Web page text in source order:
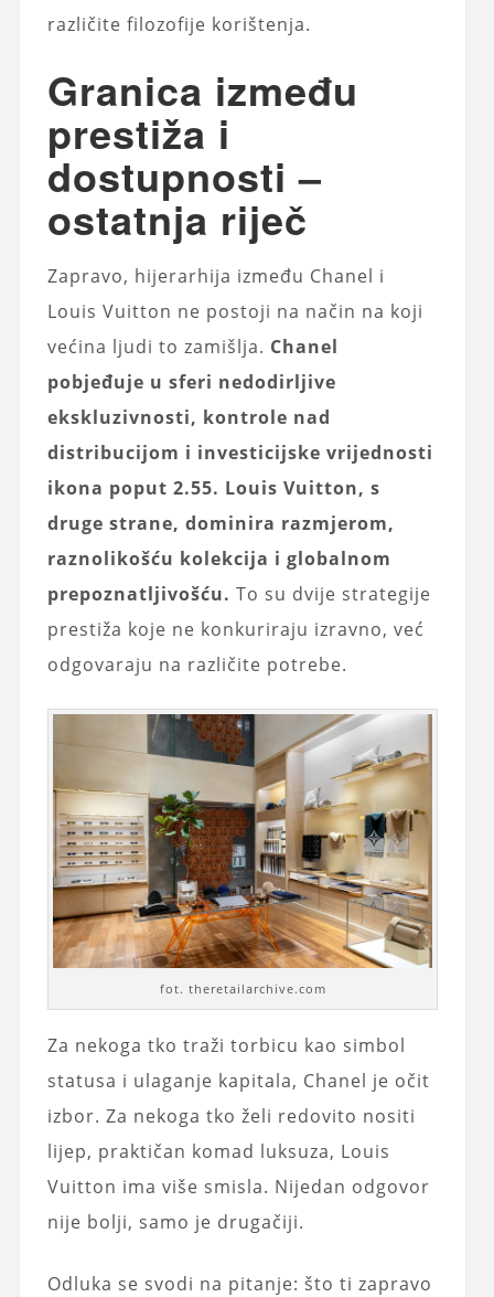
različite filozofije korištenja.
Granica između
prestiža i
dostupnosti –
ostatnja riječ
Zapravo, hijerarhija između Chanel i
Louis Vuitton ne postoji na način na koji
većina ljudi to zamišlja. Chanel
pobjeđuje u sferi nedodirljive
ekskluzivnosti, kontrole nad
distribucijom i investicijske vrijednosti
ikona poput 2.55. Louis Vuitton, s
druge strane, dominira razmjerom,
raznolikošću kolekcija i globalnom
prepoznatljivošću. To su dvije strategije
prestiža koje ne konkuriraju izravno, već
odgovaraju na različite potrebe.
fot. theretailarchive.com
Za nekoga tko traži torbicu kao simbol
statusa i ulaganje kapitala, Chanel je očit
izbor. Za nekoga tko želi redovito nositi
lijep, praktičan komad luksuza, Louis
Vuitton ima više smisla. Nijedan odgovor
nije bolji, samo je drugačiji.
Odluka se svodi na pitanje: što ti zapravo